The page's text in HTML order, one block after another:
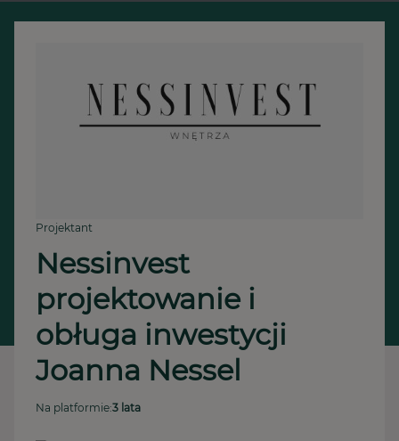
Projektant
Nessinvest
projektowanie i
obługa inwestycji
Joanna Nessel
Na platformie:3 lata